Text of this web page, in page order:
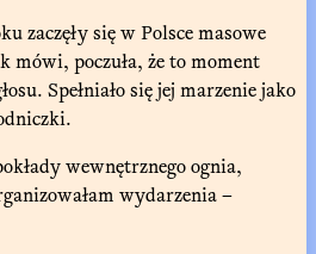
zaczęły się w Polsce masowe
mówi, poczuła, że to moment
Spełniało się jej marzenie jako
wewnętrznego ognia,
wydarzenia –